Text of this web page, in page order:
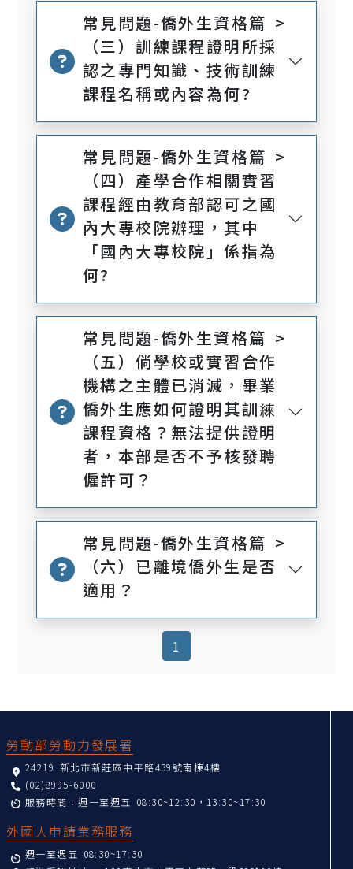
常見問題-僑外生資格篇 >
（三）訓練課程證明所採
認之專門知識、技術訓練
課程名稱或內容為何?
常見問題-僑外生資格篇 >
（四）產學合作相關實習
課程經由教育部認可之國
內大專校院辦理，其中
「國內大專校院」係指為
何?
常見問題-僑外生資格篇 >
（五）倘學校或實習合作
機構之主體已消滅，畢業
僑外生應如何證明其訓練
課程資格？無法提供證明
者，本部是否不予核發聘
僱許可？
常見問題-僑外生資格篇 >
（六）已離境僑外生是否
適用？
1
勞動部勞動力發展署
24219 新北市新莊區中平路439號南棟4樓
(02)8995-6000
服務時間：週一至週五 08:30~12:30，13:30~17:30
外國人申請業務服務
週一至週五 08:30~17:30